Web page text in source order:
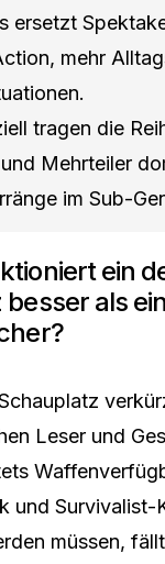
ersetzt
mehr
tragen die
Mehrteiler
im Sub-
ein
als ein
Leser und
und Survivalist-
müssen,